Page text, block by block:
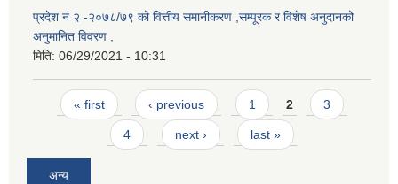
प्रदेश नं २ -२०७८/७९ को वित्तीय समानीकरण ,सम्पूरक र विशेष अनुदानको
अनुमानित विवरण ,
मिति: 06/29/2021 - 10:31
Pages
« first ‹ previous 1 2 3
4 next › last »
अन्य